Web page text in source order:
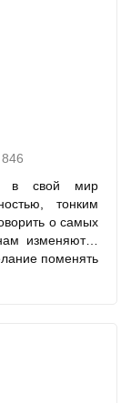
в свой мир
тонким
о самых
изменяют…
поменять